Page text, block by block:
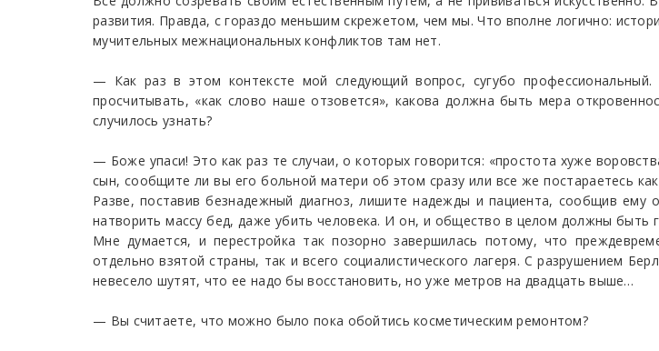
развития. Правда, с гораздо меньшим скрежетом, чем мы. Что вполне логично:
мучительных межнациональных конфликтов там нет.
— Как раз в этом контексте мой следующий вопрос, сугубо
просчитывать, «как слово наше отзовется», какова должна быть мера
случилось узнать?
— Боже упаси! Это как раз те случаи, о которых говорится: «простота хуже
сын, сообщите ли вы его больной матери об этом сразу или все же постараетесь
Разве, поставив безнадежный диагноз, лишите надежды и пациента, сообщив
натворить массу бед, даже убить человека. И он, и общество в целом должны быть
Мне думается, и перестройка так позорно завершилась потому, что
отдельно взятой страны, так и всего социалистического лагеря. С разрушением
невесело шутят, что ее надо бы восстановить, но уже метров на двадцать выше…
— Вы считаете, что можно было пока обойтись косметическим ремонтом?